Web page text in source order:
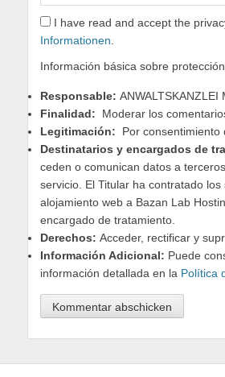
I have read and accept the
Informationen
Información básica sobre
Responsable: ANWALTSKANZLEI
Finalidad: Moderar los
Legitimación: Por consentimiento
Destinatarios y encargados de
ceden o comunican datos a
servicio. El Titular ha contratado los
alojamiento web a Bazan Lab
encargado de tratamiento.
Derechos: Acceder, rectificar y
Información Adicional: Puede
información detallada en la Política